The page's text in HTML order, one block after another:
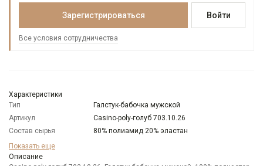
Зарегистрироваться Войти
Все условия сотрудничества
Характеристики
Тип
Галстук-бабочка мужской
Артикул
Casino-poly-голуб 703.10.26
Состав сырья
80% полиамид 20% эластан
Бренд
Модель
Показать еще
Описание